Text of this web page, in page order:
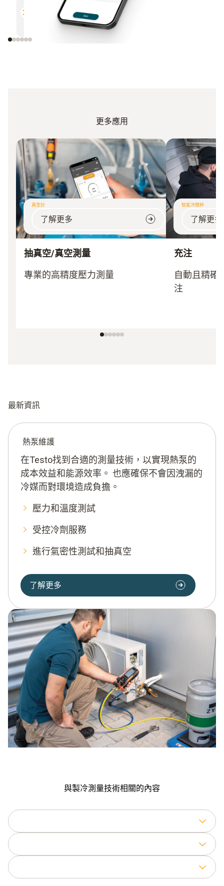
與所有支援藍牙的德圖測量儀器相
更多應用
真空計
了解更多
抽真空/真空測量
專業的高精度壓力測量
智能冷媒秤
了解更多
充注
自動且精確
注
最新資訊
熱泵維護
在Testo找到合適的測量技術，以實現熱泵的
成本效益和能源效率。 也應確保不會因洩漏的
冷媒而對環境造成負擔。
壓力和溫度測試
受控冷劑服務
進行氣密性測試和抽真空
了解更多
與製冷測量技術相關的內容